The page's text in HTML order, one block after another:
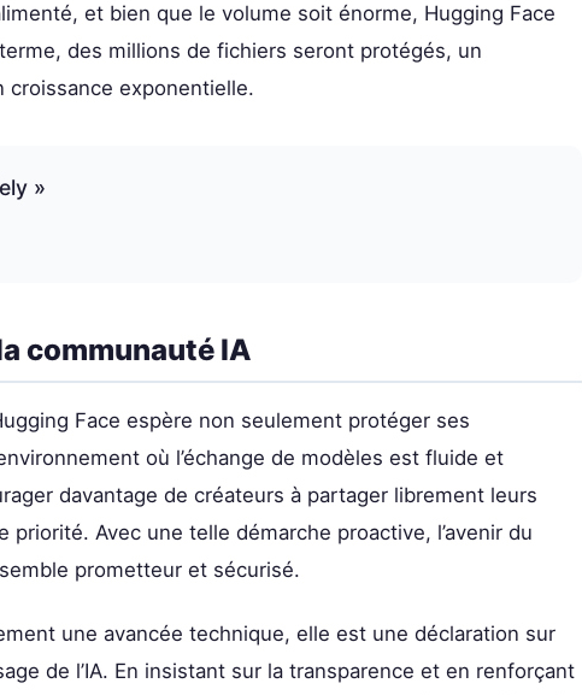
et bien que le volume soit énorme, Hugging Face
des millions de fichiers seront protégés, un
croissance exponentielle.
»
communauté IA
Face espère non seulement protéger ses
où l’échange de modèles est fluide et
davantage de créateurs à partager librement leurs
priorité. Avec une telle démarche proactive, l’avenir du
prometteur et sécurisé.
une avancée technique, elle est une déclaration sur
de l’IA. En insistant sur la transparence et en renforçant